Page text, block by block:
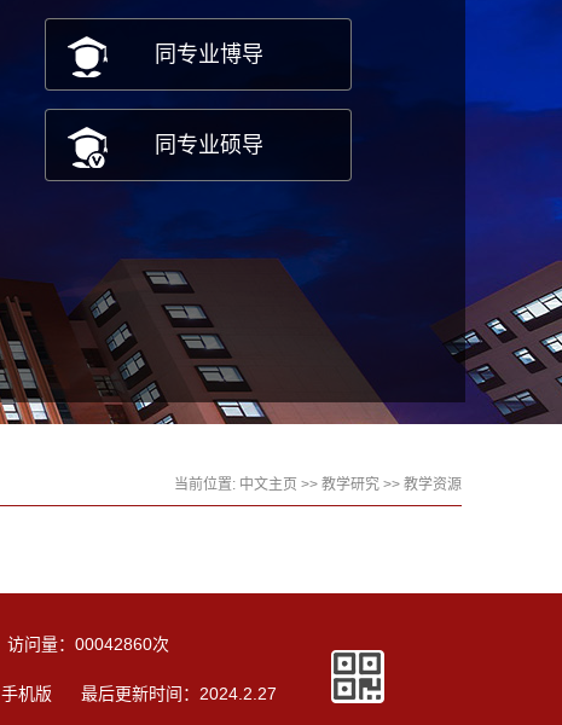
同专业博导
同专业硕导
当前位置: 中文主页 >> 教学研究 >> 教学资源
访问量： 00042860次
手机版 最后更新时间： 2024 2 27